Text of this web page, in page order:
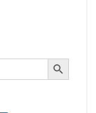
SEARCH BUTTON